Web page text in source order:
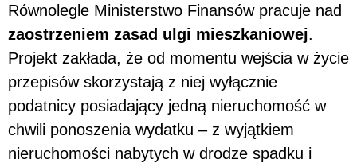
Równolegle Ministerstwo Finansów pracuje nad
zaostrzeniem zasad ulgi mieszkaniowej.
Projekt zakłada, że od momentu wejścia w życie
przepisów skorzystają z niej wyłącznie
podatnicy posiadający jedną nieruchomość w
chwili ponoszenia wydatku – z wyjątkiem
nieruchomości nabytych w drodze spadku i